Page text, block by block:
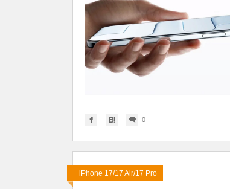
0
iPhone 17/17 Air/17 Pro